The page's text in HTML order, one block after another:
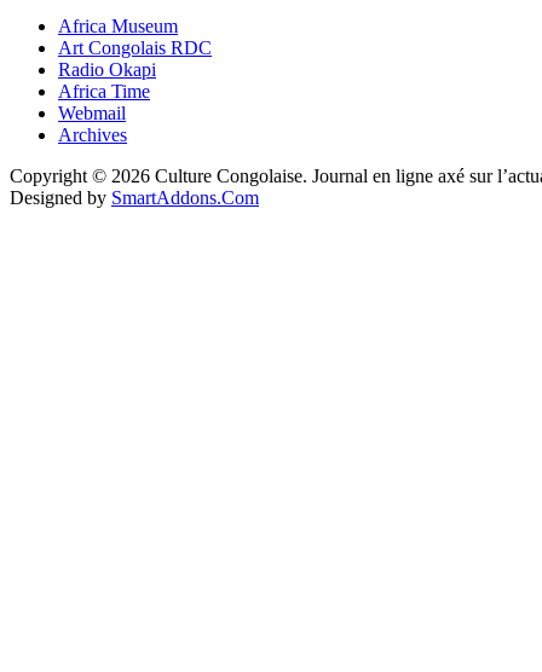
Africa Museum
Art Congolais RDC
Radio Okapi
Africa Time
Webmail
Archives
Copyright © 2026 Culture Congolaise. Journal en ligne axé sur
Designed by SmartAddons.Com